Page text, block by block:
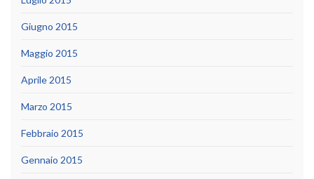
Giugno 2015
Maggio 2015
Aprile 2015
Marzo 2015
Febbraio 2015
Gennaio 2015